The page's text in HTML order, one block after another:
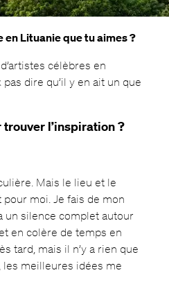
Lituanie que tu aimes ?
célèbres en
dire qu’il y en ait un que
l’inspiration ?
Mais le lieu et le
moi. Je fais de mon
un silence complet autour
en colère de temps en
tard, mais il n’y a rien que
les meilleures idées me